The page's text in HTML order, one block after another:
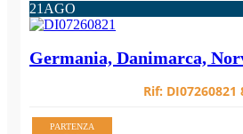
21AGO
Germania, Danimarca,
Rif: DI07260821
PARTENZA